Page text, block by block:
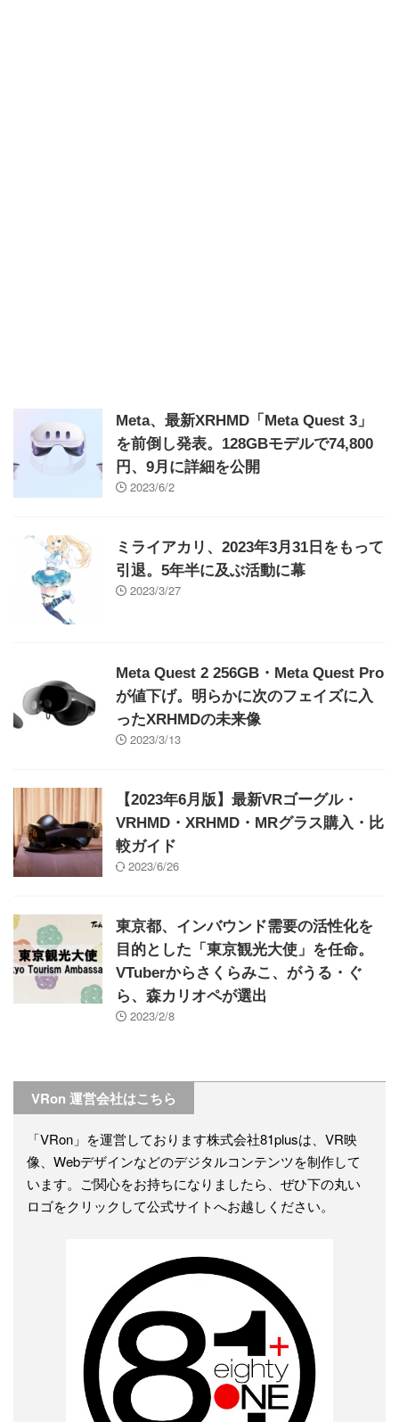
Meta、最新XRHMD「Meta Quest 3」
を前倒し発表。128GBモデルで74,800
円、9月に詳細を公開
2023/6/2
ミライアカリ、2023年3月31日をもって
引退。5年半に及ぶ活動に幕
2023/3/27
Meta Quest 2 256GB・Meta Quest Pro
が値下げ。明らかに次のフェイズに入
ったXRHMDの未来像
2023/3/13
【2023年6月版】最新VRゴーグル・
VRHMD・XRHMD・MRグラス購入・比
較ガイド
2023/6/26
東京都、インバウンド需要の活性化を
目的とした「東京観光大使」を任命。
VTuberからさくらみこ、がうる・ぐ
ら、森カリオペが選出
2023/2/8
VRon 運営会社はこちら
「VRon」を運営しております株式会社81plusは、VR映
像、Webデザインなどのデジタルコンテンツを制作して
います。ご関心をお持ちになりましたら、ぜひ下の丸い
ロゴをクリックして公式サイトへお越しください。